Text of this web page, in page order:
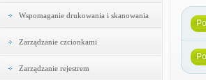
Wspomaganie drukowania i skanowania
Zarządzanie czcionkami
Zarządzanie rejestrem